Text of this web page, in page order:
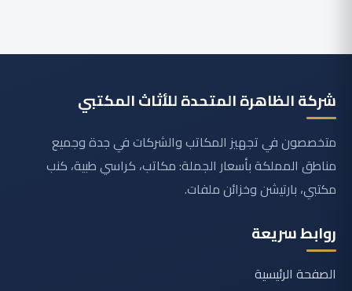
شركة الظاهرة المتحدة للأثاث المكتبي
متخصصون في تجهيز المكاتب والشركات في جدة وجميع
مناطق المملكة بأسعار الجملة: مكاتب، كراسي طبية، كنب
مكتبي، بارتيشن وخزائن ملفات.
روابط سريعة
الصفحة الرئيسية